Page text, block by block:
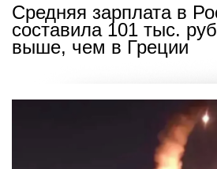
Средняя зарплата в
составила 101 тыс.
выше, чем в Греции